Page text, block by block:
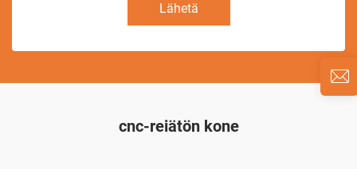
Lähetä
cnc-reiätön kone